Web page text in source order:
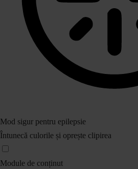
Mod sigur pentru epilepsie
Întunecă culorile și oprește clipirea
Module de conținut